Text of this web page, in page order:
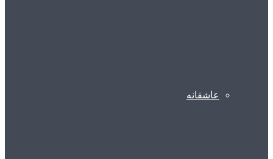
عاشقانه